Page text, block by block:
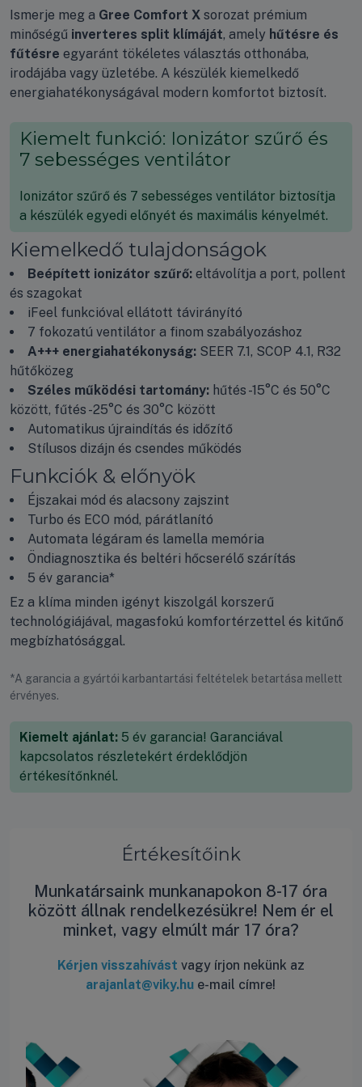
Értékesítőink
Munkatársaink munkanapokon 8-17 óra
között állnak rendelkezésükre! Nem ér el
minket, vagy elmúlt már 17 óra?
Kérjen visszahívást vagy írjon nekünk az
arajanlat@viky.hu e-mail címre!
Ismerje meg a Gree Comfort X sorozat prémium
minőségű inverteres split klímáját, amely hűtésre és
fűtésre egyaránt tökéletes választás otthonába,
irodájába vagy üzletébe. A készülék kiemelkedő
energiahatékonyságával modern komfortot biztosít.
Kiemelt funkció: Ionizátor szűrő és
7 sebességes ventilátor
Ionizátor szűrő és 7 sebességes ventilátor biztosítja
a készülék egyedi előnyét és maximális kényelmét.
Kiemelkedő tulajdonságok
Beépített ionizátor szűrő: eltávolítja a port, pollent
és szagokat
iFeel funkcióval ellátott távirányító
7 fokozatú ventilátor a finom szabályozáshoz
A+++ energiahatékonyság: SEER 7.1, SCOP 4.1, R32
hűtőközeg
Széles működési tartomány: hűtés -15°C és 50°C
között, fűtés -25°C és 30°C között
Automatikus újraindítás és időzítő
Stílusos dizájn és csendes működés
Funkciók & előnyök
Éjszakai mód és alacsony zajszint
Turbo és ECO mód, párátlanító
Automata légáram és lamella memória
Öndiagnosztika és beltéri hőcserélő szárítás
5 év garancia*
Ez a klíma minden igényt kiszolgál korszerű
technológiájával, magasfokú komfortérzettel és kitűnő
megbízhatósággal.
*A garancia a gyártói karbantartási feltételek betartása mellett
érvényes.
Kiemelt ajánlat: 5 év garancia! Garanciával
kapcsolatos részletekért érdeklődjön
értékesítőnknél.